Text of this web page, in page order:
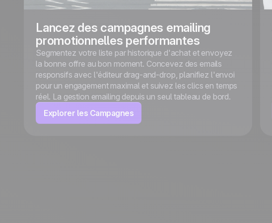
Lancez des campagnes emailing
promotionnelles performantes
Segmentez votre liste par historique d'achat et envoyez
la bonne offre au bon moment. Concevez des emails
responsifs avec l'éditeur drag-and-drop, planifiez l'envoi
pour un engagement maximal et suivez les clics en temps
réel. La gestion emailing depuis un seul tableau de bord.
Explorer les Campagnes